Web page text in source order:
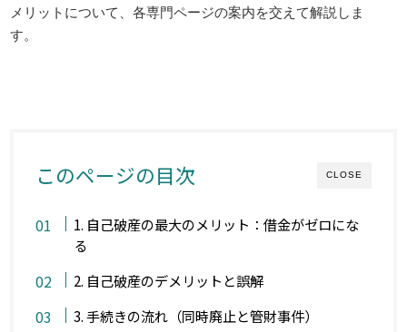
メリットについて、各専門ページの案内を交えて解説しま
す。
CLOSE
このページの目次
1. 自己破産の最大のメリット：借金がゼロにな
る
2. 自己破産のデメリットと誤解
3. 手続きの流れ（同時廃止と管財事件）